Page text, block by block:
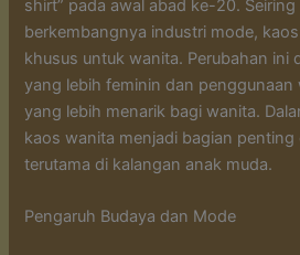
shirt” pada awal abad ke-20.
berkembangnya industri mode,
khusus untuk wanita. Perubahan ini
yang lebih feminin dan
yang lebih menarik bagi wanita.
kaos wanita menjadi bagian penting
terutama di kalangan anak muda.
Pengaruh Budaya dan Mode